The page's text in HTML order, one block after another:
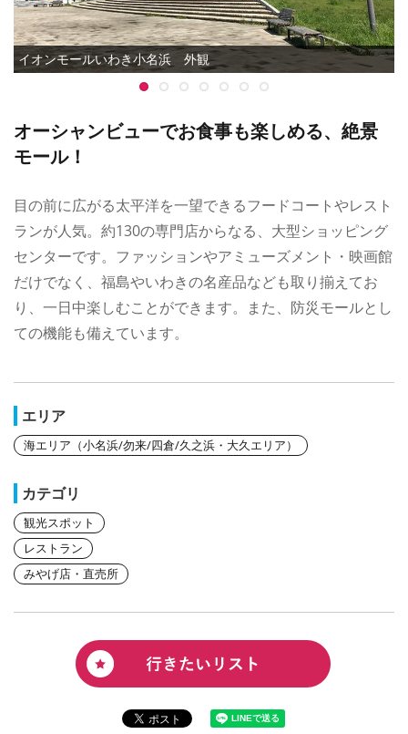
イオンモールいわき小名浜 外観
オーシャンビューでお食事も楽しめる、絶景
モール！
目の前に広がる太平洋を一望できるフードコートやレスト
ランが人気。約130の専門店からなる、大型ショッピング
センターです。ファッションやアミューズメント・映画館
だけでなく、福島やいわきの名産品なども取り揃えてお
り、一日中楽しむことができます。また、防災モールとし
ての機能も備えています。
エリア
海エリア（小名浜/勿来/四倉/久之浜・大久エリア）
カテゴリ
観光スポット
レストラン
みやげ店・直売所